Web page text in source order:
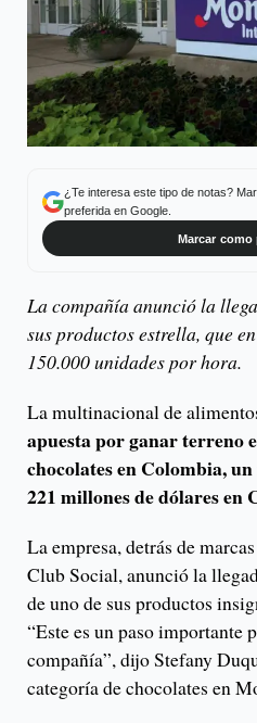
¿Te interesa este tipo de notas?
preferida en Google.
Marcar como
La compañía anunció la
sus productos estrella, que
150.000 unidades por hora.
La multinacional de
apuesta por ganar terreno
chocolates en Colombia,
221 millones de dólares en
La empresa, detrás de
Club Social, anunció la
de uno de sus productos
“Este es un paso importante
compañía”, dijo Stefany
categoría de chocolates en